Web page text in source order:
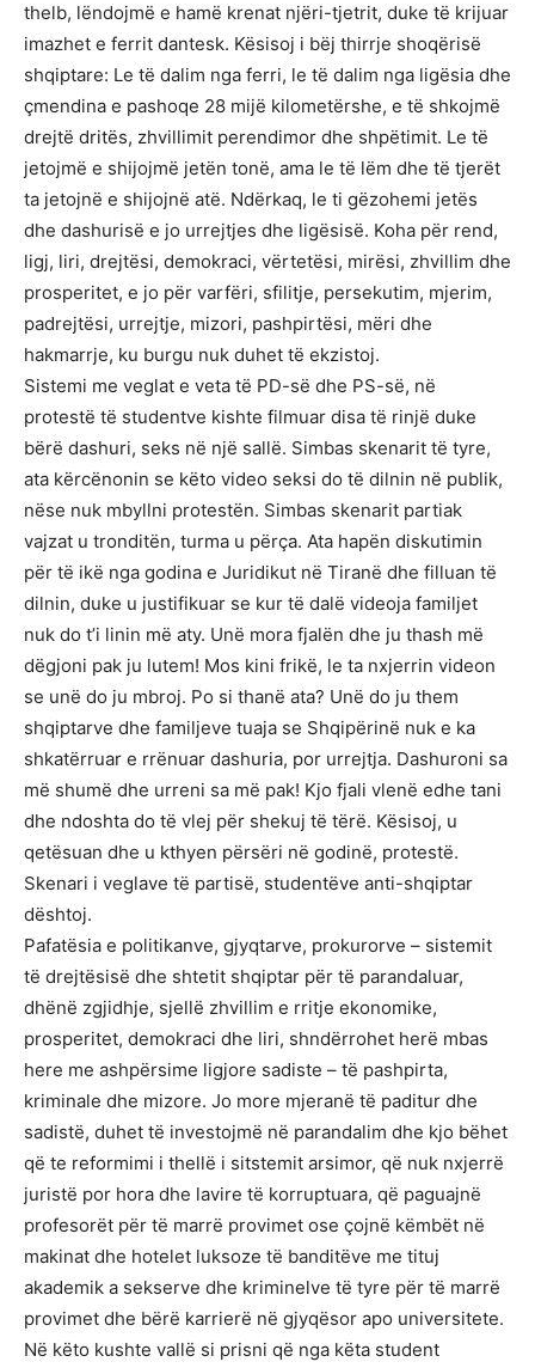
thelb, lëndojmë e hamë krenat njëri-tjetrit, duke të krijuar
imazhet e ferrit dantesk. Kësisoj i bëj thirrje shoqërisë
shqiptare: Le të dalim nga ferri, le të dalim nga ligësia dhe
çmendina e pashoqe 28 mijë kilometërshe, e të shkojmë
drejtë dritës, zhvillimit perendimor dhe shpëtimit. Le të
jetojmë e shijojmë jetën tonë, ama le të lëm dhe të tjerët
ta jetojnë e shijojnë atë. Ndërkaq, le ti gëzohemi jetës
dhe dashurisë e jo urrejtjes dhe ligësisë. Koha për rend,
ligj, liri, drejtësi, demokraci, vërtetësi, mirësi, zhvillim dhe
prosperitet, e jo për varfëri, sfilitje, persekutim, mjerim,
padrejtësi, urrejtje, mizori, pashpirtësi, mëri dhe
hakmarrje, ku burgu nuk duhet të ekzistoj.
Sistemi me veglat e veta të PD-së dhe PS-së, në
protestë të studentve kishte filmuar disa të rinjë duke
bërë dashuri, seks në një sallë. Simbas skenarit të tyre,
ata kërcënonin se këto video seksi do të dilnin në publik,
nëse nuk mbyllni protestën. Simbas skenarit partiak
vajzat u tronditën, turma u përça. Ata hapën diskutimin
për të ikë nga godina e Juridikut në Tiranë dhe filluan të
dilnin, duke u justifikuar se kur të dalë videoja familjet
nuk do t’i linin më aty. Unë mora fjalën dhe ju thash më
dëgjoni pak ju lutem! Mos kini frikë, le ta nxjerrin videon
se unë do ju mbroj. Po si thanë ata? Unë do ju them
shqiptarve dhe familjeve tuaja se Shqipërinë nuk e ka
shkatërruar e rrënuar dashuria, por urrejtja. Dashuroni sa
më shumë dhe urreni sa më pak! Kjo fjali vlenë edhe tani
dhe ndoshta do të vlej për shekuj të tërë. Kësisoj, u
qetësuan dhe u kthyen përsëri në godinë, protestë.
Skenari i veglave të partisë, studentëve anti-shqiptar
dështoj.
Pafatësia e politikanve, gjyqtarve, prokurorve – sistemit
të drejtësisë dhe shtetit shqiptar për të parandaluar,
dhënë zgjidhje, sjellë zhvillim e rritje ekonomike,
prosperitet, demokraci dhe liri, shndërrohet herë mbas
here me ashpërsime ligjore sadiste – të pashpirta,
kriminale dhe mizore. Jo more mjeranë të paditur dhe
sadistë, duhet të investojmë në parandalim dhe kjo bëhet
që te reformimi i thellë i sitstemit arsimor, që nuk nxjerrë
juristë por hora dhe lavire të korruptuara, që paguajnë
profesorët për të marrë provimet ose çojnë këmbët në
makinat dhe hotelet luksoze të banditëve me tituj
akademik a sekserve dhe kriminelve të tyre për të marrë
provimet dhe bërë karrierë në gjyqësor apo universitete.
Në këto kushte vallë si prisni që nga këta student